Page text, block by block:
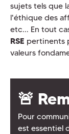
sujets tels que
l'éthique des
etc... En tout
RSE pertinents
valeurs
🚨
Pour
est essentiel